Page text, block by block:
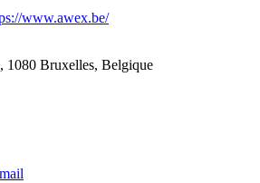
www.awex.be/
1080 Bruxelles, Belgique